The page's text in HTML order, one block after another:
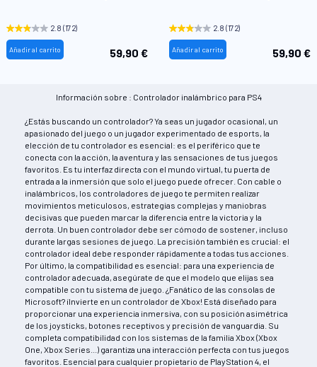
Deseos
2.8 (172)
59,90 €
Añadir al carrito
2.8 (172)
59,90 €
Añadir al carrito
Información sobre : Controlador inalámbrico para PS4
¿Estás buscando un controlador? Ya seas un jugador ocasional, un
apasionado del juego o un jugador experimentado de esports, la
elección de tu controlador es esencial: es el periférico que te
conecta con la acción, la aventura y las sensaciones de tus juegos
favoritos. Es tu interfaz directa con el mundo virtual, tu puerta de
entrada a la inmersión que solo el juego puede ofrecer. Con cable o
inalámbricos, los controladores de juego te permiten realizar
movimientos meticulosos, estrategias complejas y maniobras
decisivas que pueden marcar la diferencia entre la victoria y la
derrota. Un buen controlador debe ser cómodo de sostener, incluso
durante largas sesiones de juego. La precisión también es crucial: el
controlador ideal debe responder rápidamente a todas tus acciones.
Por último, la compatibilidad es esencial: para una experiencia de
controlador adecuada, asegúrate de que el modelo que elijas sea
compatible con tu sistema de juego. ¿Fanático de las consolas de
Microsoft? ¡Invierte en un controlador de Xbox! Está diseñado para
proporcionar una experiencia inmersiva, con su posición asimétrica
de los joysticks, botones receptivos y precisión de vanguardia. Su
completa compatibilidad con los sistemas de la familia Xbox (Xbox
One, Xbox Series...) garantiza una interacción perfecta con tus juegos
favoritos. Esencial para cualquier propietario de PlayStation 4, el